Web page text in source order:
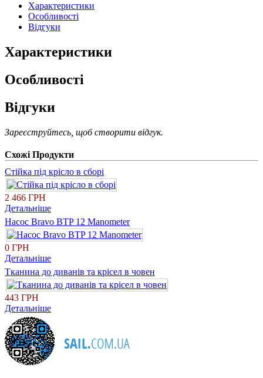
Характеристики
Особливості
Відгуки
Характеристики
Особливості
Відгуки
Зареєструйтесь, щоб створити відгук.
Схожі Продукти
Стійка під крісло в сборі
2 466 ГРН
Детальніше
Насос Bravo BTP 12 Manometer
0 ГРН
Детальніше
Тканина до диванів та крісел в човен
443 ГРН
Детальніше